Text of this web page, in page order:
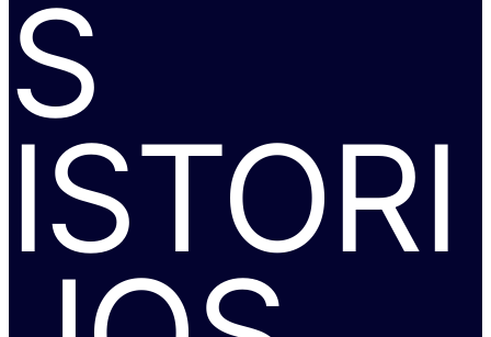
S
ISTORI